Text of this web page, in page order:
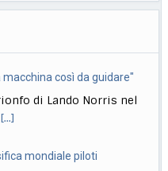
mondiale piloti
l’ordine d’arrivo del
[...]
i danni, ora spingere"